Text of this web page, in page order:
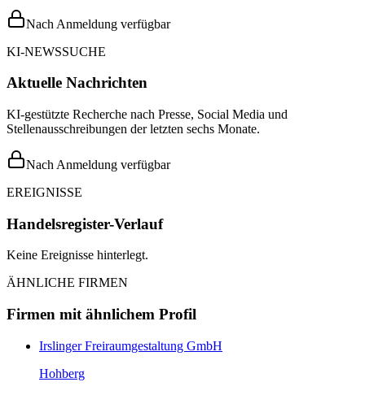
Nach Anmeldung verfügbar
KI-NEWSSUCHE
Aktuelle Nachrichten
KI-gestützte Recherche nach Presse, Social Media und
Stellenausschreibungen der letzten sechs Monate.
Nach Anmeldung verfügbar
EREIGNISSE
Handelsregister-Verlauf
Keine Ereignisse hinterlegt.
ÄHNLICHE FIRMEN
Firmen mit ähnlichem Profil
Irslinger Freiraumgestaltung GmbH
Hohberg